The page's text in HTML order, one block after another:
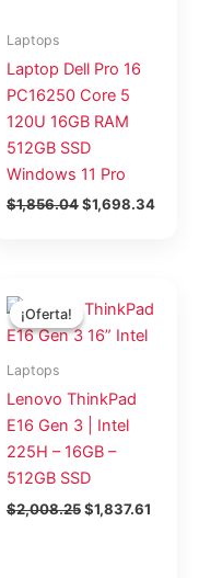
Laptops
Laptop Dell Pro 16
PC16250 Core 5
120U 16GB RAM
512GB SSD
Windows 11 Pro
$1,856.04$1,698.34
¡Oferta!
¡Oferta!
Laptops
Lenovo ThinkPad
E16 Gen 3 | Intel
225H – 16GB –
512GB SSD
$2,008.25
precio
original
era:
$1,837.61
precio